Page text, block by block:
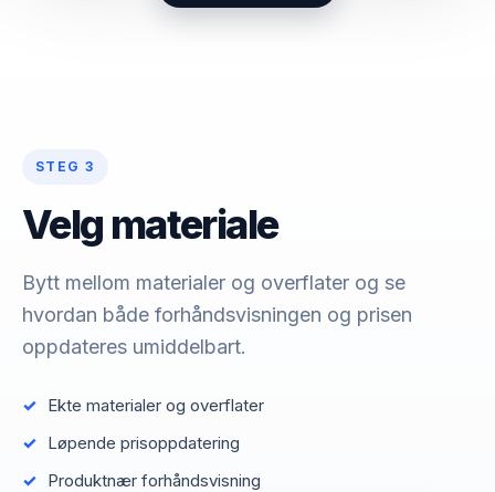
STEG 3
Velg materiale
Bytt mellom materialer og overflater og se
hvordan både forhåndsvisningen og prisen
oppdateres umiddelbart.
Ekte materialer og overflater
Løpende prisoppdatering
Produktnær forhåndsvisning